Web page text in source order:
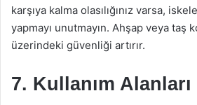
karşıya kalma olasılığınız varsa,
yapmayı unutmayın. Ahşap veya taş
üzerindeki güvenliği artırır.
7. Kullanım Alanları